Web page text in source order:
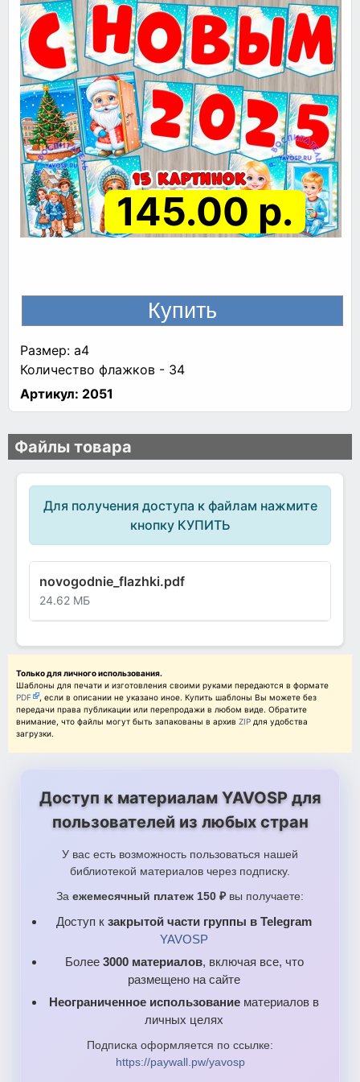
145.00 р.
Размер: а4
Количество флажков - 34
Артикул: 2051
Файлы товара
Для получения доступа к файлам нажмите
кнопку КУПИТЬ
novogodnie_flazhki.pdf
24.62 МБ
Только для личного использования.
Шаблоны для печати и изготовления своими руками передаются в формате
PDF
, если в описании не указано иное. Купить шаблоны Вы можете без
передачи права публикации или перепродажи в любом виде. Обратите
внимание, что файлы могут быть запакованы в архив ZIP для удобства
загрузки.
Доступ к материалам YAVOSP для
пользователей из любых стран
У вас есть возможность пользоваться нашей
библиотекой материалов через подписку.
За ежемесячный платеж 150 ₽ вы получаете:
Доступ к закрытой части группы в Telegram
YAVOSP
Более 3000 материалов, включая все, что
размещено на сайте
Неограниченное использование материалов в
личных целях
Подписка оформляется по ссылке:
https://paywall.pw/yavosp